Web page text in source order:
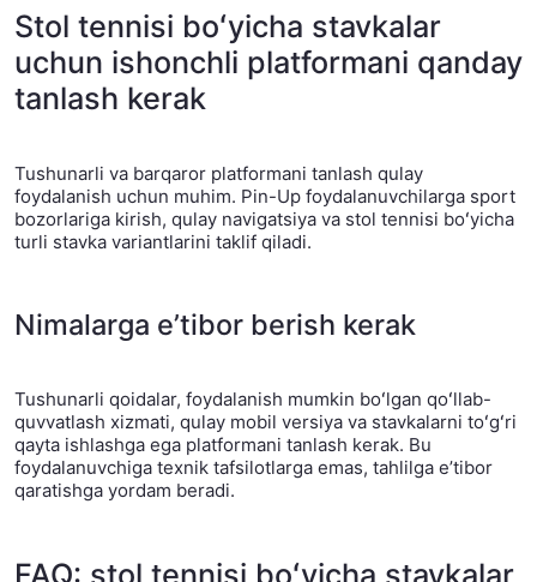
Stol tennisi boʻyicha stavkalar
uchun ishonchli platformani qanday
tanlash kerak
Tushunarli va barqaror platformani tanlash qulay
foydalanish uchun muhim. Pin-Up foydalanuvchilarga sport
bozorlariga kirish, qulay navigatsiya va stol tennisi boʻyicha
turli stavka variantlarini taklif qiladi.
Nimalarga eʼtibor berish kerak
Tushunarli qoidalar, foydalanish mumkin boʻlgan qoʻllab-
quvvatlash xizmati, qulay mobil versiya va stavkalarni toʻgʻri
qayta ishlashga ega platformani tanlash kerak. Bu
foydalanuvchiga texnik tafsilotlarga emas, tahlilga eʼtibor
qaratishga yordam beradi.